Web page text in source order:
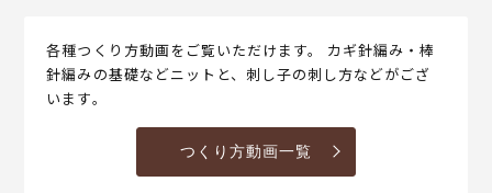
各種つくり方動画をご覧いただけます。 カギ針編み・棒
針編みの基礎などニットと、刺し子の刺し方などがござ
います。
つくり方動画一覧